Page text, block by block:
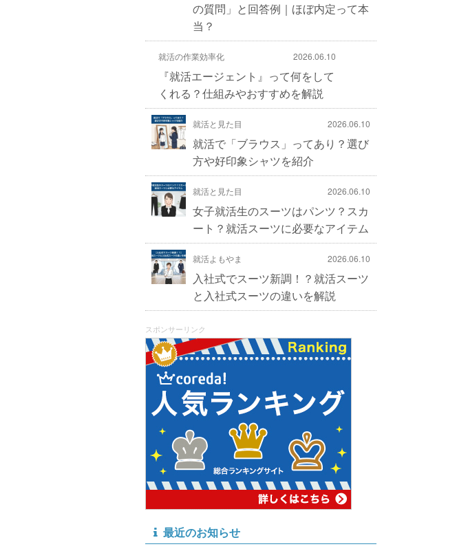
の質問」と回答例｜ほぼ内定って本
当？
就活の作業効率化 2026.06.10
『就活エージェント』って何をして
くれる？仕組みやおすすめを解説
就活と見た目 2026.06.10
就活で「ブラウス」ってあり？選び
方や好印象シャツを紹介
就活と見た目 2026.06.10
女子就活生のスーツはパンツ？スカ
ート？就活スーツに必要なアイテム
就活よもやま 2026.06.10
入社式でスーツ新調！？就活スーツ
と入社式スーツの違いを解説
スポンサーリンク
最近のお知らせ